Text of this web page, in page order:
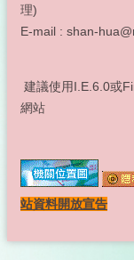
理)
E-mail : shan-
建議使用I.E.6.0或
網站
站資料開放宣告